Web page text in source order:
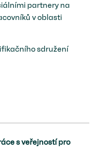
partnery na
v oblasti
sdružení
s veřejností pro